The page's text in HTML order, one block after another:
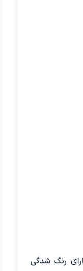
رنگ شدگی